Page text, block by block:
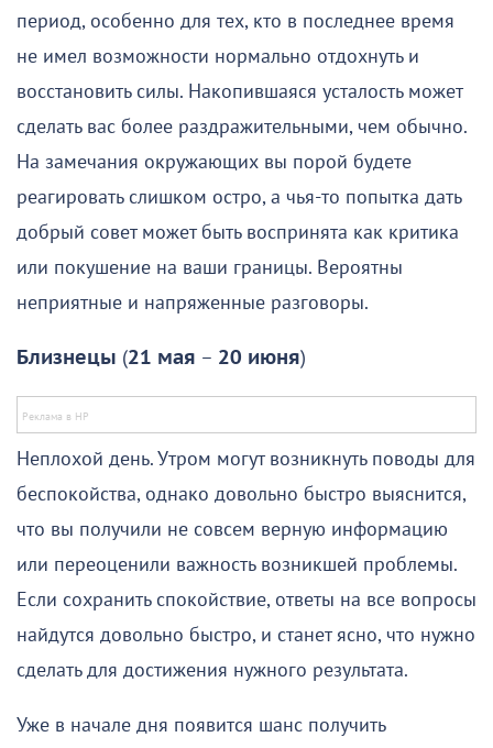
период, особенно для тех, кто в последнее время
не имел возможности нормально отдохнуть и
восстановить силы. Накопившаяся усталость может
сделать вас более раздражительными, чем обычно.
На замечания окружающих вы порой будете
реагировать слишком остро, а чья-то попытка дать
добрый совет может быть воспринята как критика
или покушение на ваши границы. Вероятны
неприятные и напряженные разговоры.
Близнецы (21 мая – 20 июня)
Неплохой день. Утром могут возникнуть поводы для
беспокойства, однако довольно быстро выяснится,
что вы получили не совсем верную информацию
или переоценили важность возникшей проблемы.
Если сохранить спокойствие, ответы на все вопросы
найдутся довольно быстро, и станет ясно, что нужно
сделать для достижения нужного результата.
Уже в начале дня появится шанс получить